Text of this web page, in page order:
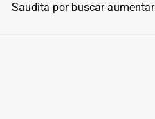
Saudita por buscar